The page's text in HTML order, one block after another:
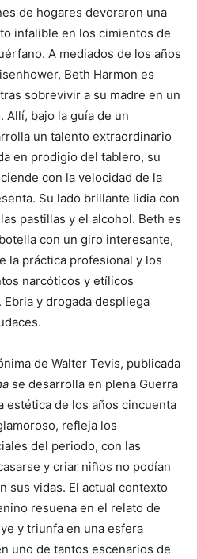
de hogares devoraron una
infalible en los cimientos de
A mediados de los años
Beth Harmon es
sobrevivir a su madre en un
bajo la guía de un
un talento extraordinario
en prodigio del tablero, su
con la velocidad de la
Su lado brillante lidia con
pastillas y el alcohol. Beth es
con un giro interesante,
la práctica profesional y los
narcóticos y etílicos
y drogada despliega
de Walter Tevis, publicada
se desarrolla en plena Guerra
estética de los años cincuenta
refleja los
del periodo, con las
y criar niños no podían
sus vidas. El actual contexto
resuena en el relato de
y triunfa en una esfera
uno de tantos escenarios de